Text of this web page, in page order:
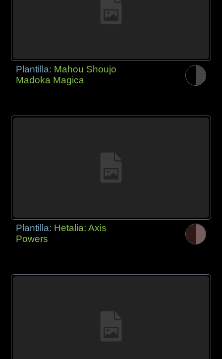
Plantilla: Mahou Shoujo
Madoka Magica
Plantilla: Hetalia: Axis
Powers